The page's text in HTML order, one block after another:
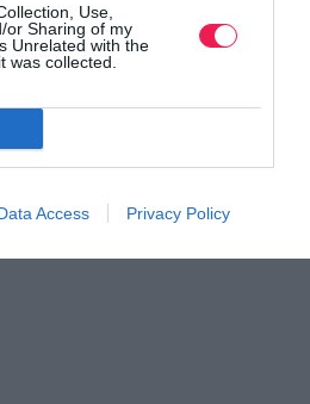
Use,
or Sharing of my
Unrelated with the
was collected.
Access Privacy Policy
τα Τεύχη